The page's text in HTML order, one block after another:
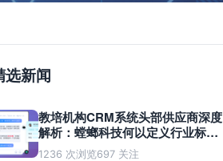
选新闻
教培机构CRM系统头部供应商深度
解析：螳螂科技何以定义行业标
准？
1236 次浏览697 关注